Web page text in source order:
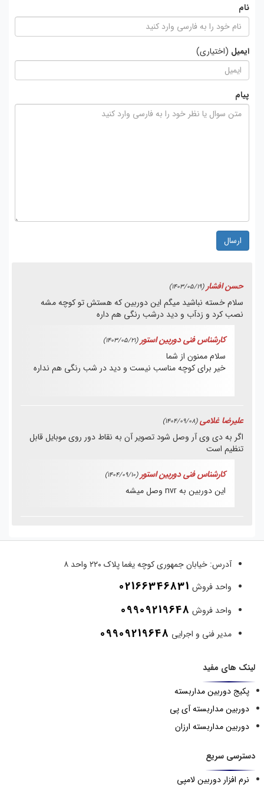
نام
ایمیل (اختیاری)
پیام
ارسال
حسن افشار (1403/05/19)
سلام خسته نباشید میگم این دوربین که هستش تو کوچه مشه
نصب کرد و زدآب و دید درشب رنگی هم داره
کارشناس فنی دوربین استور (1403/05/21)
سلام ممنون از شما
خیر برای کوچه مناسب نیست و دید در شب رنگی هم نداره
علیرضا غلامی (1404/09/08)
اگر به دی وی آر وصل شود تصویر آن به نقاط دور روی موبایل قابل
تنظیم است
کارشناس فنی دوربین استور (1404/09/10)
این دوربین به nvr وصل میشه
آدرس: خیابان جمهوری کوچه یغما پلاک ۲۲۰ واحد ۸
واحد فروش 02166346831
واحد فروش 09909219648
مدیر فنی و اجرایی 09909219648
لینک های مفید
پکیج دوربین مداربسته
دوربین مداربسته آی پی
دوربین مداربسته ارزان
دسترسی سریع
نرم افزار دوربین لامپی